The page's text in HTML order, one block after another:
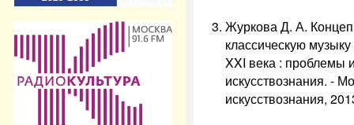
Журкова Д. А.
классическую
XXI века : проблемы
искусствознания. -
искусствознания,